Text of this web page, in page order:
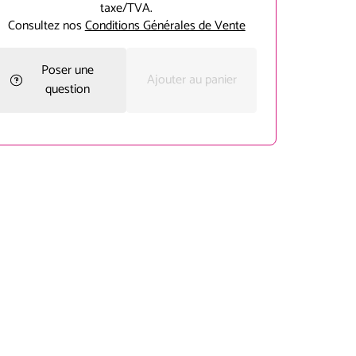
taxe/TVA.
Consultez nosConditions Générales de Vente
Poser une
question
Ajouter au panier